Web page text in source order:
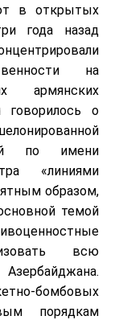
в открытых
года назад
на
армянских
говорилось о
по имени
«линиями
образом,
темой
всю
бомбовых
порядкам